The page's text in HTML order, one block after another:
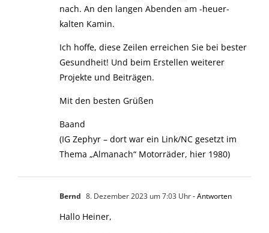
nach. An den langen Abenden am -heuer-
kalten Kamin.
Ich hoffe, diese Zeilen erreichen Sie bei bester
Gesundheit! Und beim Erstellen weiterer
Projekte und Beiträgen.
Mit den besten Grüßen
Baand
(IG Zephyr – dort war ein Link/NC gesetzt im
Thema „Almanach“ Motorräder, hier 1980)
Bernd 8. Dezember 2023 um 7:03 Uhr- Antworten
Hallo Heiner,